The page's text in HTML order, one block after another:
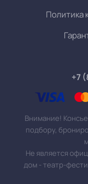
Политика
+7
Внимание!
подбору,
Не является
дом - театр-